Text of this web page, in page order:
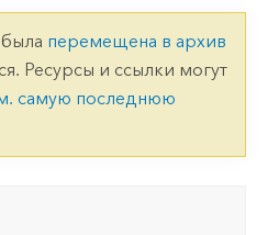
перемещена в архив
Ресурсы и ссылки могут
самую последнюю